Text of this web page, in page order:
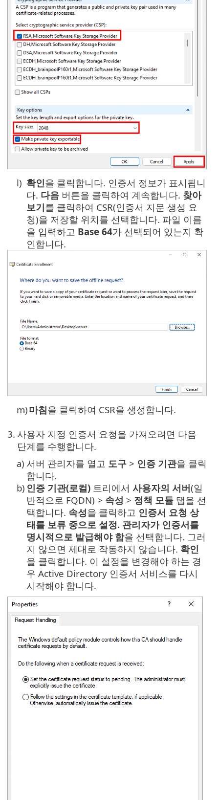
l) 확인을 클릭합니다. 인증서 정보가 표시됩니
다. 다음 버튼을 클릭하여 계속합니다. 찾아
보기를 클릭하여 CSR(인증서 지문 생성 요
청)을 저장할 위치를 선택합니다. 파일 이름
을 입력하고 Base 64가 선택되어 있는지 확
인합니다.
m)마침을 클릭하여 CSR을 생성합니다.
3. 사용자 지정 인증서 요청을 가져오려면 다음
단계를 수행합니다.
a) 서버 관리자를 열고 도구 > 인증 기관을 클릭
합니다.
b) 인증 기관(로컬) 트리에서 사용자의 서버(일
반적으로 FQDN) > 속성 > 정책 모듈 탭을 선
택합니다. 속성을 클릭하고 인증서 요청 상
태를 보류 중으로 설정. 관리자가 인증서를
명시적으로 발급해야 함을 선택합니다. 그러
지 않으면 제대로 작동하지 않습니다. 확인
을 클릭합니다. 이 설정을 변경해야 하는 경
우 Active Directory 인증서 서비스를 다시
시작해야 합니다.